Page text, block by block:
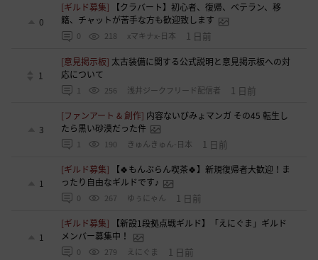
0
[ギルド募集]
【クラバート】初心者、復帰、ベテラン、移
籍、チャットが苦手な方も歓迎致します
0 218 xマキナx-日本 1 日前
1
[意見掲示板] 太古装備に関する公式説明と意見掲示板への対
応について
1 256 浅井ジークフリード配信者 1 日前
3
[ファンアート & 創作] 内容ないびみょマンガ その45 転生し
たら黒い砂漠だった件
1 190 きゅんきゅん-日本 1 日前
1
[ギルド募集]
【🍀もんぶらん喫茶🍀】新規復帰者大歓迎！ま
ったり自由なギルドです♪
0 267 ゆぅにゃん 1 日前
1
[ギルド募集]
【新設1段拠点戦ギルド】「えにぐま」ギルド
メンバー募集中！
0 279 えにぐま 1 日前